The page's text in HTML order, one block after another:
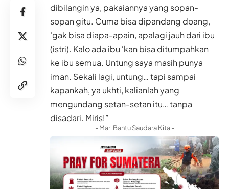
dibilangin ya, pakaiannya yang sopan-
sopan gitu. Cuma bisa dipandang doang,
‘gak bisa diapa-apain, apalagi jauh dari ibu
(istri). Kalo ada ibu ‘kan bisa ditumpahkan
ke ibu semua. Untung saya masih punya
iman. Sekali lagi, untung… tapi sampai
kapankah, ya ukhti, kalianlah yang
mengundang setan-setan itu… tanpa
disadari. Miris!”
- Mari Bantu Saudara Kita -